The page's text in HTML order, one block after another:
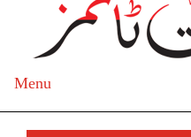
Menu